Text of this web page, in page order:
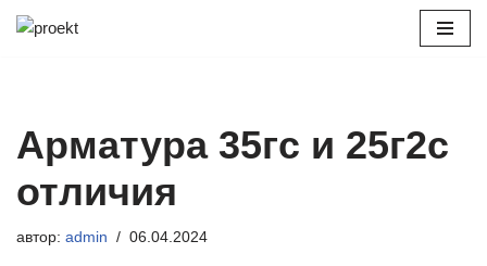
Арматура 35гс и 25г2с
отличия
автор: admin 06.04.2024